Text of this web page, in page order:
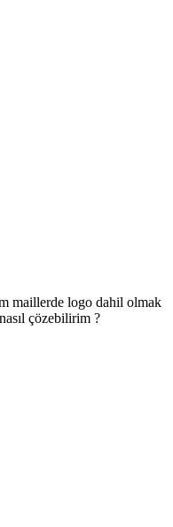
maillerde logo dahil olmak
çözebilirim ?